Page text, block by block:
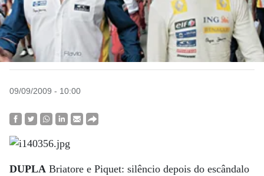
09/09/2009 - 10:00
DUPLA Briatore e Piquet: silêncio depois do escândalo